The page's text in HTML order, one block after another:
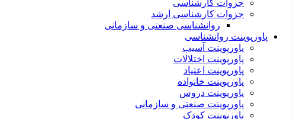
جزوات کارشناسی
جزوات کارشناسی ارشد
روانشناسی صنعتی و سازمانی
پاورپوینت روانشناسی
پاورپوینت آسیب
پاورپوینت اختلالات
پاورپوینت اعتیاد
پاورپوینت خانواده
پاورپوینت دروس
پاورپوینت صنعتی و سازمانی
پاورپوینت کودک